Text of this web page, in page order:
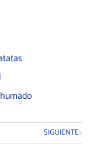
SIGUIENTE